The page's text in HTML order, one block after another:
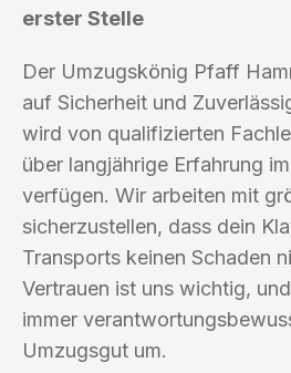
erster Stelle
Der Umzugskönig Pfaff
auf Sicherheit und
wird von qualifizierten
über langjährige Erfahrung
verfügen. Wir arbeiten mit
sicherzustellen, dass dein
Transports keinen Schaden
Vertrauen ist uns wichtig,
immer
Umzugsgut um.